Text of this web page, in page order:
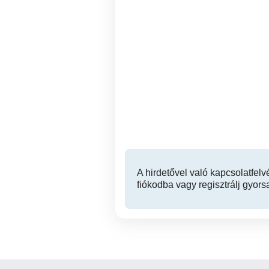
A hirdetővel való
fiókodba vagy regisztrálj